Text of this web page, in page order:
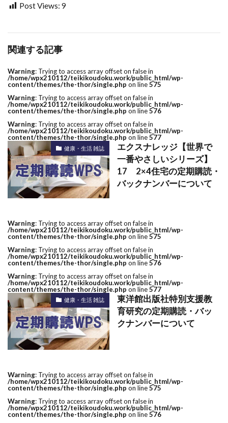
Post Views: 9
関連する記事
Warning: Trying to access array offset on false in
/home/wpx210112/teikikoudoku.work/public_html/wp-
content/themes/the-thor/single.php on line575
Warning: Trying to access array offset on false in
/home/wpx210112/teikikoudoku.work/public_html/wp-
content/themes/the-thor/single.php on line576
Warning: Trying to access array offset on false in
/home/wpx210112/teikikoudoku.work/public_html/wp-
content/themes/the-thor/single.php on line577
健康・生活 雑誌
エクスナレッジ【世界で
一番やさしいシリーズ】
17 2×4住宅の定期購読・
バックナンバーについて
Warning: Trying to access array offset on false in
/home/wpx210112/teikikoudoku.work/public_html/wp-
content/themes/the-thor/single.php on line575
Warning: Trying to access array offset on false in
/home/wpx210112/teikikoudoku.work/public_html/wp-
content/themes/the-thor/single.php on line576
Warning: Trying to access array offset on false in
/home/wpx210112/teikikoudoku.work/public_html/wp-
content/themes/the-thor/single.php on line577
健康・生活 雑誌
東洋館出版社特別支援教
育研究の定期購読・バッ
クナンバーについて
Warning: Trying to access array offset on false in
/home/wpx210112/teikikoudoku.work/public_html/wp-
content/themes/the-thor/single.php on line575
Warning: Trying to access array offset on false in
/home/wpx210112/teikikoudoku.work/public_html/wp-
content/themes/the-thor/single.php on line576